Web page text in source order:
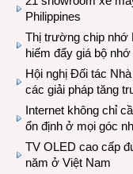
Philippines
Thị trường chip nhớ
hiếm đẩy giá bộ
Hội nghị Đối tác
các giải pháp tăng
Internet không chỉ
ổn định ở mọi góc
TV OLED cao cấp
năm ở Việt Nam